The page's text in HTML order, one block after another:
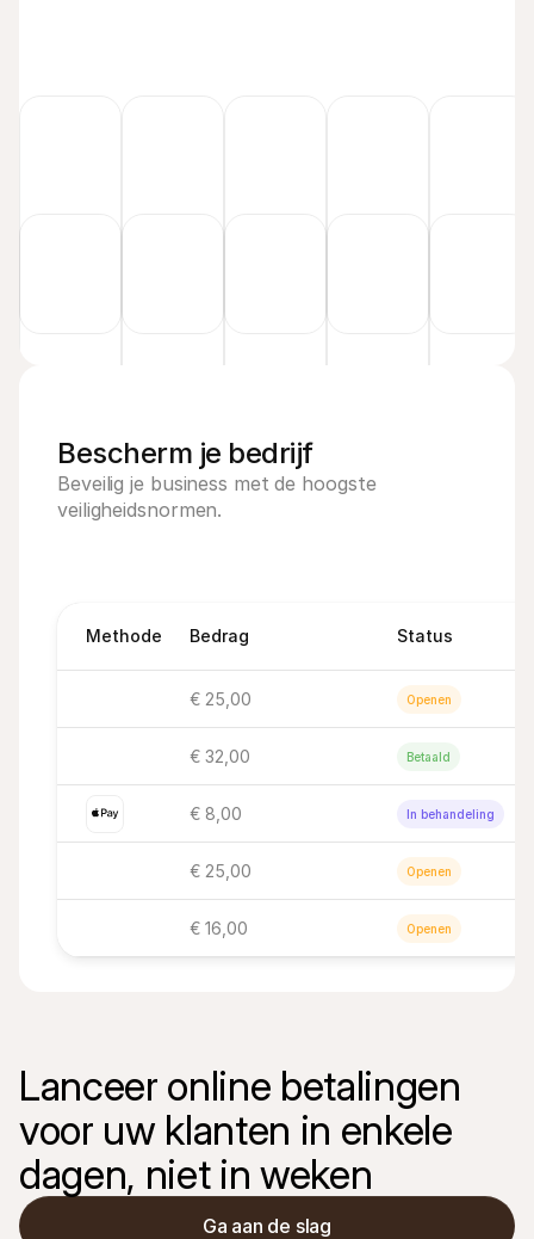
Bescherm je bedrijf
Beveilig je business met de hoogste
veiligheidsnormen.
Methode Bedrag Status
€ 25,00 Openen
€ 32,00 Betaald
€ 8,00 In behandeling
€ 25,00 Openen
€ 16,00 Openen
Lanceer online betalingen
voor uw klanten in enkele
dagen, niet in weken
Ga aan de slag